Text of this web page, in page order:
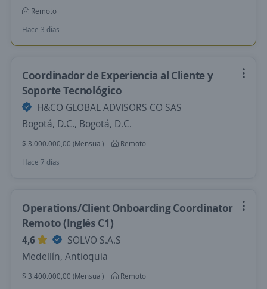
Remoto
Hace 3 días
Coordinador de Experiencia al Cliente y
Soporte Tecnológico
H&CO GLOBAL ADVISORS CO SAS
Bogotá, D.C., Bogotá, D.C.
$ 3.000.000,00 (Mensual)
Remoto
Hace 7 días
Operations/Client Onboarding Coordinator
Remoto (Inglés C1)
4,6
SOLVO S.A.S
Medellín, Antioquia
$ 3.400.000,00 (Mensual)
Remoto